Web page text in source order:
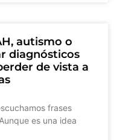
autismo o
diagnósticos
de vista a
frases
es una idea